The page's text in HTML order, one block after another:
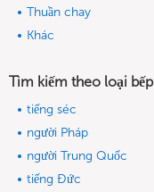
Thuần chay
Khác
Tìm kiếm theo loại bếp
tiếng séc
người Pháp
người Trung Quốc
tiếng Đức